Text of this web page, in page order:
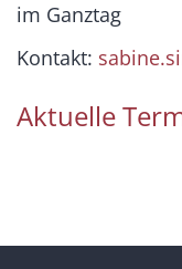
im Ganztag
Kontakt:
Aktuelle